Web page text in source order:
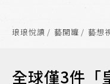
琅琅悅讀 藝開罐 藝想
全球僅3件「